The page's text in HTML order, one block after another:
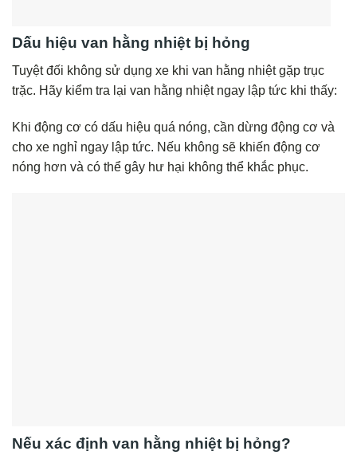
Dấu hiệu van hằng nhiệt bị hỏng
Tuyệt đối không sử dụng xe khi van hằng nhiệt gặp trục
trặc. Hãy kiểm tra lại van hằng nhiệt ngay lập tức khi thấy:
Khi động cơ có dấu hiệu quá nóng, cần dừng động cơ và
cho xe nghỉ ngay lập tức. Nếu không sẽ khiến động cơ
nóng hơn và có thể gây hư hại không thể khắc phục.
Nếu xác định van hằng nhiệt bị hỏng?